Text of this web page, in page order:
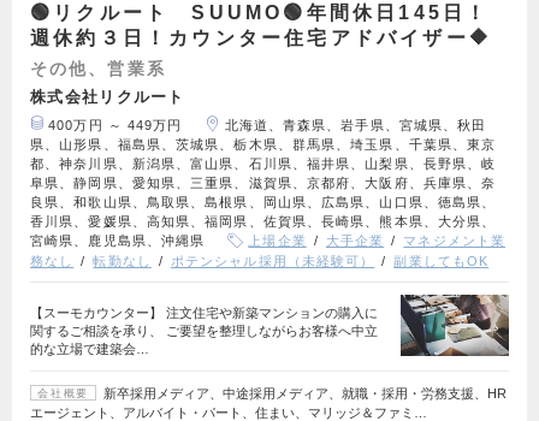
🟢リクルート SUUMO🟢年間休日145日！
週休約３日！カウンター住宅アドバイザー🔶
その他、営業系
株式会社リクルート
400万円 ～ 449万円
北海道、青森県、岩手県、宮城県、秋田
県、山形県、福島県、茨城県、栃木県、群馬県、埼玉県、千葉県、東京
都、神奈川県、新潟県、富山県、石川県、福井県、山梨県、長野県、岐
阜県、静岡県、愛知県、三重県、滋賀県、京都府、大阪府、兵庫県、奈
良県、和歌山県、鳥取県、島根県、岡山県、広島県、山口県、徳島県、
香川県、愛媛県、高知県、福岡県、佐賀県、長崎県、熊本県、大分県、
宮崎県、鹿児島県、沖縄県
上場企業 大手企業
マネジメント業
務なし
転勤なし ポテンシャル採用（未経験可） 副業してもOK
【スーモカウンター】 注文住宅や新築マンションの購入に
関するご相談を承り、 ご要望を整理しながらお客様へ中立
的な立場で建築会…
会社概要
新卒採用メディア、中途採用メディア、就職・採用・労務支援、HR
エージェント、アルバイト・パート、住まい、マリッジ＆ファミ…